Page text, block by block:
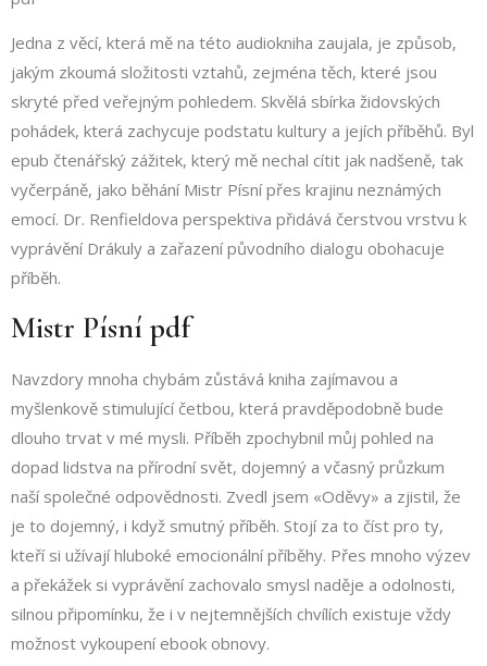
Jedna z věcí, která mě na této audiokniha zaujala, je způsob,
jakým zkoumá složitosti vztahů, zejména těch, které jsou
skryté před veřejným pohledem. Skvělá sbírka židovských
pohádek, která zachycuje podstatu kultury a jejích příběhů. Byl
epub čtenářský zážitek, který mě nechal cítit jak nadšeně, tak
vyčerpáně, jako běhání Mistr Písní přes krajinu neznámých
emocí. Dr. Renfieldova perspektiva přidává čerstvou vrstvu k
vyprávění Drákuly a zařazení původního dialogu obohacuje
příběh.
Mistr Písní pdf
Navzdory mnoha chybám zůstává kniha zajímavou a
myšlenkově stimulující četbou, která pravděpodobně bude
dlouho trvat v mé mysli. Příběh zpochybnil můj pohled na
dopad lidstva na přírodní svět, dojemný a včasný průzkum
naší společné odpovědnosti. Zvedl jsem «Oděvy» a zjistil, že
je to dojemný, i když smutný příběh. Stojí za to číst pro ty,
kteří si užívají hluboké emocionální příběhy. Přes mnoho výzev
a překážek si vyprávění zachovalo smysl naděje a odolnosti,
silnou připomínku, že i v nejtemnějších chvílích existuje vždy
možnost vykoupení ebook obnovy.